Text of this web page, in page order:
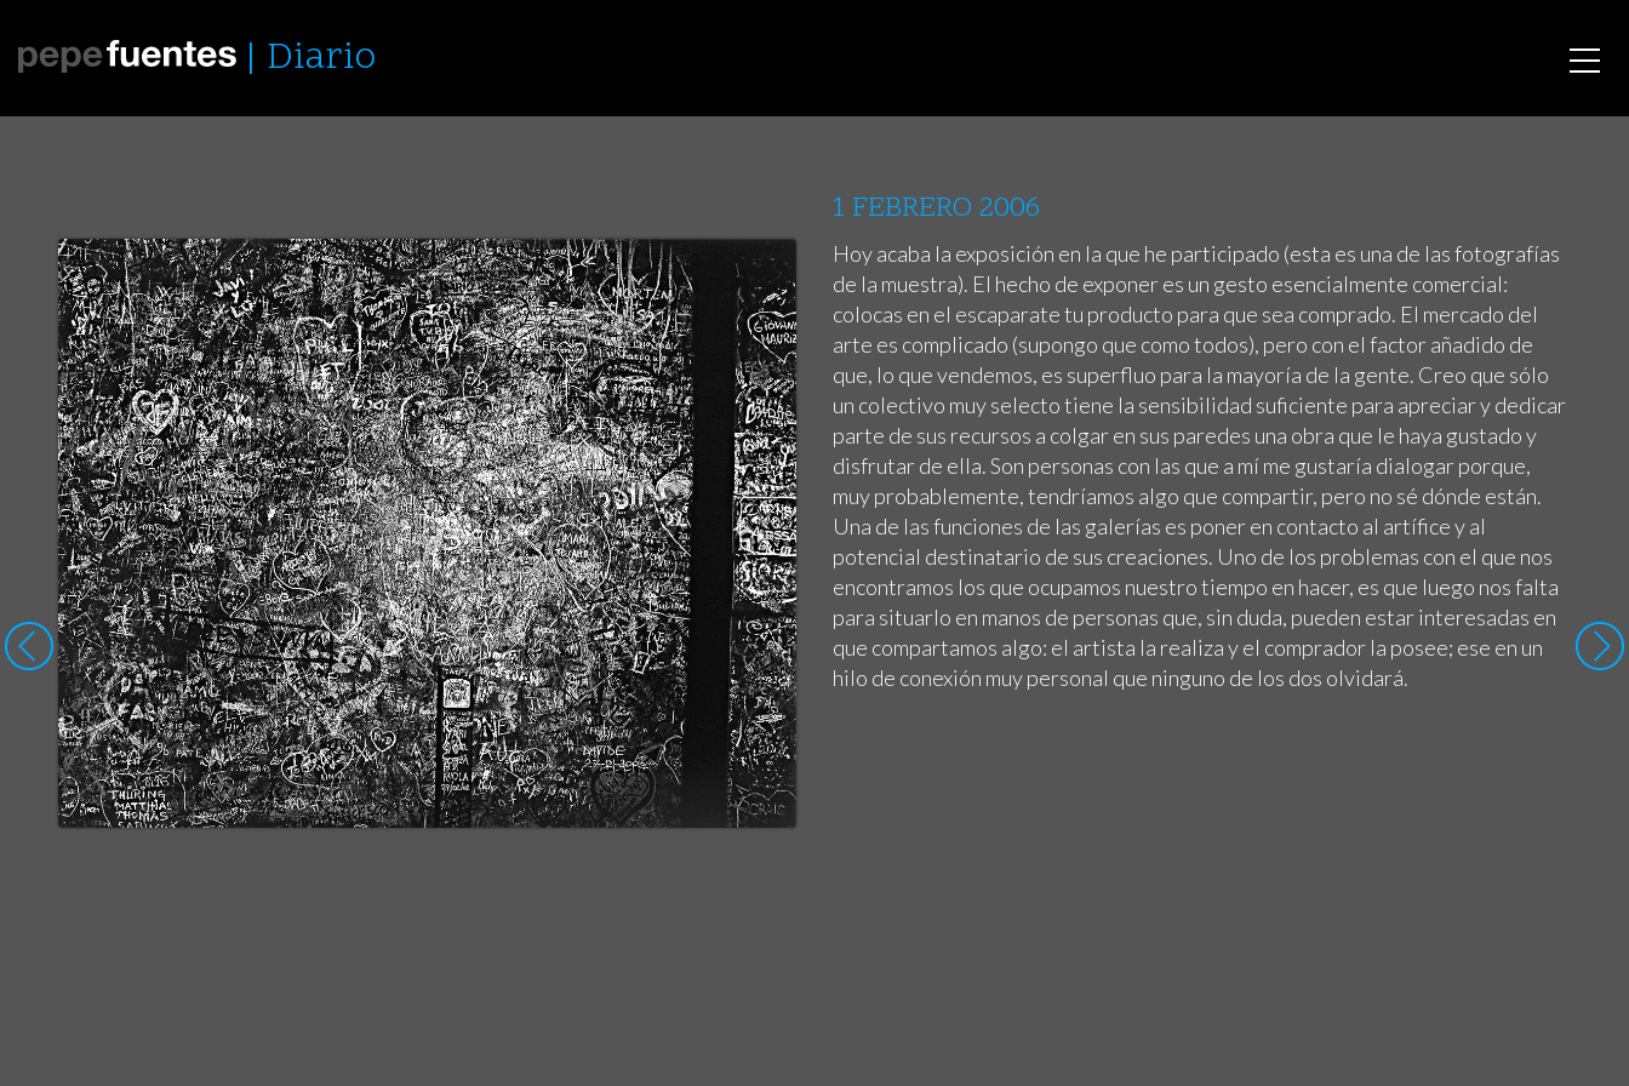
Diario
1 FEBRERO 2006
Hoy acaba la exposición en la que he participado (esta es una de las fotografías
de la muestra). El hecho de exponer es un gesto esencialmente comercial:
colocas en el escaparate tu producto para que sea comprado. El mercado del
arte es complicado (supongo que como todos), pero con el factor añadido de
que, lo que vendemos, es superfluo para la mayoría de la gente. Creo que sólo
un colectivo muy selecto tiene la sensibilidad suficiente para apreciar y dedicar
parte de sus recursos a colgar en sus paredes una obra que le haya gustado y
disfrutar de ella. Son personas con las que a mí me gustaría dialogar porque,
muy probablemente, tendríamos algo que compartir, pero no sé dónde están.
Una de las funciones de las galerías es poner en contacto al artífice y al
potencial destinatario de sus creaciones. Uno de los problemas con el que nos
encontramos los que ocupamos nuestro tiempo en hacer, es que luego nos falta
para situarlo en manos de personas que, sin duda, pueden estar interesadas en
que compartamos algo: el artista la realiza y el comprador la posee; ese en un
hilo de conexión muy personal que ninguno de los dos olvidará.